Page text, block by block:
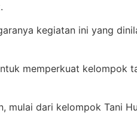
kegiatan ini yang
memperkuat kelompok
dari kelompok Tani